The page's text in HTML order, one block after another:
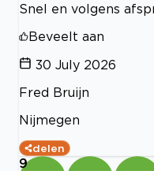
Snel en volgens
Beveelt aan
30 July 2026
Fred Bruijn
Nijmegen
delen
9